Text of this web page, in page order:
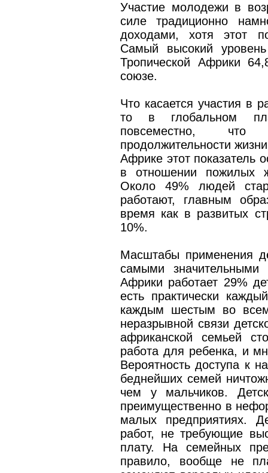
Участие молодежи в
силе традиционно
доходами, хотя этот
Самый высокий
Тропической Африки
союзе.
Что касается участия в
то в глобальном
повсеместно,
продолжительности
Африке этот показатель
в отношении пожилых
Около 49% людей
работают, главным
время как в развитых
10%.
Масштабы применения
самыми
Африки работает 29%
есть практически
каждым шестым во
неразрывной связи
африканской семьей
работа для ребенка, и
Вероятность доступа к
беднейших семей
чем у мальчиков.
преимущественно в
малых предприятиях.
работ, не требующие
плату. На семейных
правило, вообще не